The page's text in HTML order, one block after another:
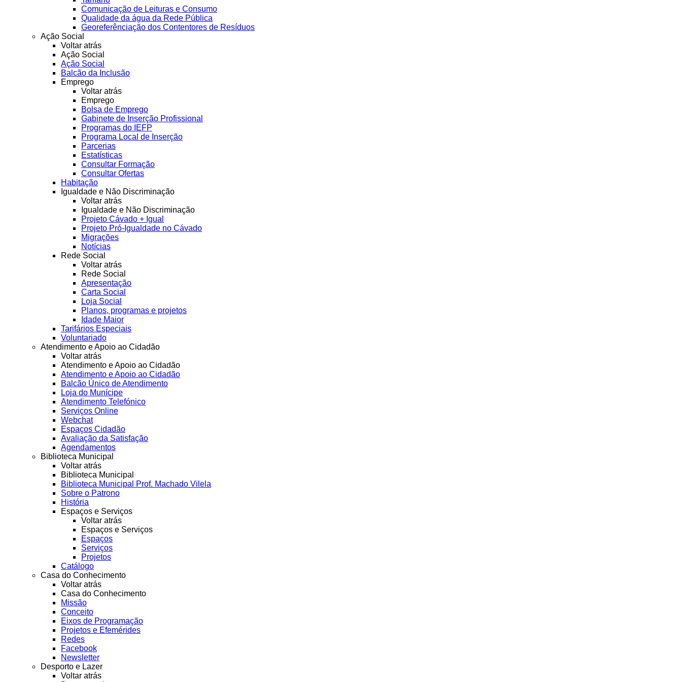
Comunicação de Leituras e Consumo
Qualidade da água da Rede Pública
Georeferênciação dos Contentores de Resíduos
Ação Social
Voltar atrás
Ação Social
Ação Social
Balcão da Inclusão
Emprego
Voltar atrás
Emprego
Bolsa de Emprego
Gabinete de Inserção Profissional
Programas do IEFP
Programa Local de Inserção
Parcerias
Estatísticas
Consultar Formação
Consultar Ofertas
Habitação
Igualdade e Não Discriminação
Voltar atrás
Igualdade e Não Discriminação
Projeto Cávado + Igual
Projeto Pró-Igualdade no Cávado
Migrações
Notícias
Rede Social
Voltar atrás
Rede Social
Apresentação
Carta Social
Loja Social
Planos, programas e projetos
Idade Maior
Tarifários Especiais
Voluntariado
Atendimento e Apoio ao Cidadão
Voltar atrás
Atendimento e Apoio ao Cidadão
Atendimento e Apoio ao Cidadão
Balcão Único de Atendimento
Loja do Munícipe
Atendimento Telefónico
Serviços Online
Webchat
Espaços Cidadão
Avaliação da Satisfação
Agendamentos
Biblioteca Municipal
Voltar atrás
Biblioteca Municipal
Biblioteca Municipal Prof. Machado Vilela
Sobre o Patrono
História
Espaços e Serviços
Voltar atrás
Espaços e Serviços
Espaços
Serviços
Projetos
Catálogo
Casa do Conhecimento
Voltar atrás
Casa do Conhecimento
Missão
Conceito
Eixos de Programação
Projetos e Efemérides
Redes
Facebook
Newsletter
Desporto e Lazer
Voltar atrás